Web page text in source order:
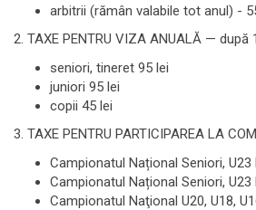
arbitrii (rămân valabile tot anul) -
2. TAXE PENTRU VIZA ANUALĂ — după
seniori, tineret 95 lei
juniori 95 lei
copii 45 lei
3. TAXE PENTRU PARTICIPAREA LA
Campionatul Național Seniori, U23
Campionatul Național Seniori,
Campionatul Naţional U20, U18,